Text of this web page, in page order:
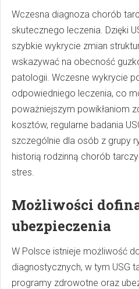
Wczesna diagnoza chorób
skutecznego leczenia. Dzięki
szybkie wykrycie zmian
wskazywać na obecność
patologii. Wczesne wykrycie
odpowiedniego leczenia, co
poważniejszym powikłaniom
kosztów, regularne badania
szczególnie dla osób z grupy
historią rodzinną chorób
stres.
Możliwości
ubezpieczenia
W Polsce istnieje możliwość
diagnostycznych, w tym USG
programy zdrowotne oraz